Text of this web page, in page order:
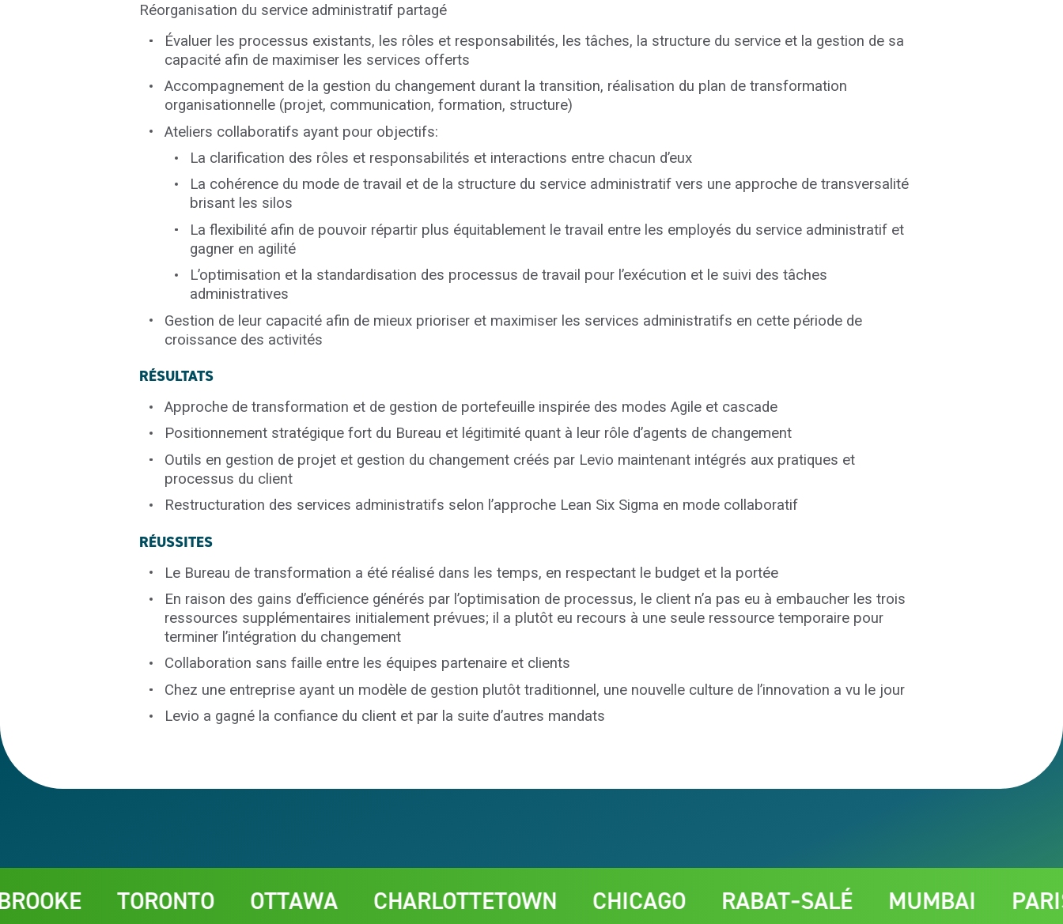
Réorganisation du service administratif partagé
Évaluer les processus existants, les rôles et responsabilités, les tâches, la structure du service et la gestion de sa
capacité afin de maximiser les services offerts
Accompagnement de la gestion du changement durant la transition, réalisation du plan de transformation
organisationnelle (projet, communication, formation, structure)
Ateliers collaboratifs ayant pour objectifs:
La clarification des rôles et responsabilités et interactions entre chacun d’eux
La cohérence du mode de travail et de la structure du service administratif vers une approche de transversalité
brisant les silos
La flexibilité afin de pouvoir répartir plus équitablement le travail entre les employés du service administratif et
gagner en agilité
L’optimisation et la standardisation des processus de travail pour l’exécution et le suivi des tâches
administratives
Gestion de leur capacité afin de mieux prioriser et maximiser les services administratifs en cette période de
croissance des activités
RÉSULTATS
Approche de transformation et de gestion de portefeuille inspirée des modes Agile et cascade
Positionnement stratégique fort du Bureau et légitimité quant à leur rôle d’agents de changement
Outils en gestion de projet et gestion du changement créés par Levio maintenant intégrés aux pratiques et
processus du client
Restructuration des services administratifs selon l’approche Lean Six Sigma en mode collaboratif
RÉUSSITES
Le Bureau de transformation a été réalisé dans les temps, en respectant le budget et la portée
En raison des gains d’efficience générés par l’optimisation de processus, le client n’a pas eu à embaucher les trois
ressources supplémentaires initialement prévues; il a plutôt eu recours à une seule ressource temporaire pour
terminer l’intégration du changement
Collaboration sans faille entre les équipes partenaire et clients
Chez une entreprise ayant un modèle de gestion plutôt traditionnel, une nouvelle culture de l’innovation a vu le jour
Levio a gagné la confiance du client et par la suite d’autres mandats
TORONTO OTTAWA CHARLOTTETOWN CHICAGO RABAT‑SALÉ MUMBAI PARIS